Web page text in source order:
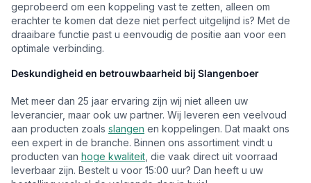
geprobeerd om een koppeling vast te zetten, alleen om
erachter te komen dat deze niet perfect uitgelijnd is? Met de
draaibare functie past u eenvoudig de positie aan voor een
optimale verbinding.
Deskundigheid en betrouwbaarheid bij Slangenboer
Met meer dan 25 jaar ervaring zijn wij niet alleen uw
leverancier, maar ook uw partner. Wij leveren een veelvoud
aan producten zoals slangen en koppelingen. Dat maakt ons
een expert in de branche. Binnen ons assortiment vindt u
producten van hoge kwaliteit , die vaak direct uit voorraad
leverbaar zijn. Bestelt u voor 15:00 uur? Dan heeft u uw